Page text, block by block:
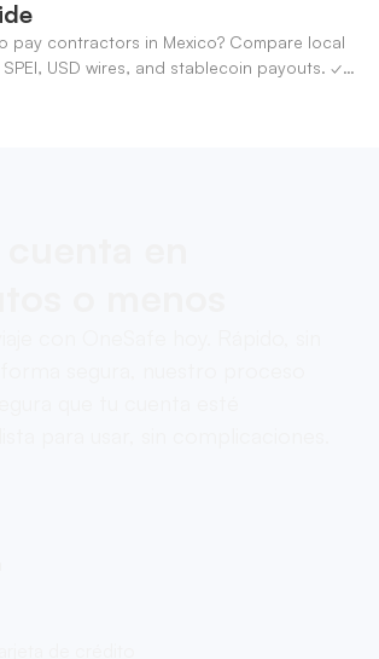
pay contractors in Mexico? Compare local
USD wires, and stablecoin payouts. ✓